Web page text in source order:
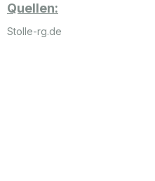
Quellen:
Stolle-rg.de